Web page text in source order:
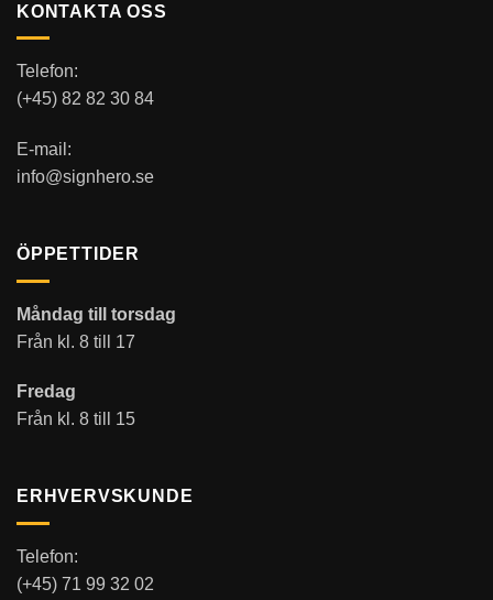
KONTAKTA OSS
Telefon:
(+45) 82 82 30 84
E-mail:
info@signhero.se
ÖPPETTIDER
Måndag till torsdag
Från kl. 8 till 17
Fredag
Från kl. 8 till 15
ERHVERVSKUNDE
Telefon:
(+45) 71 99 32 02